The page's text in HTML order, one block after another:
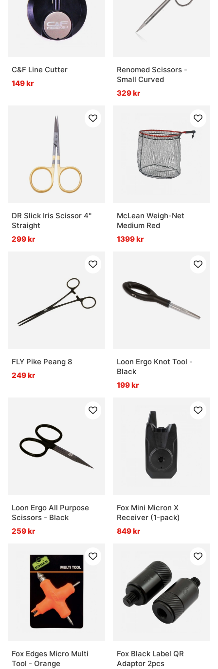
Vad är nyttan med rätt verktyg vid fiske?
Vad är trollingtillbehör?
C&F Line Cutter
149 kr
Renomed Scissors -
Small Curved
329 kr
DR Slick Iris Scissor 4''
Straight
299 kr
McLean Weigh-Net
Medium Red
1399 kr
FLY Pike Peang 8
249 kr
Loon Ergo Knot Tool -
Black
199 kr
Loon Ergo All Purpose
Scissors - Black
259 kr
Fox Mini Micron X
Receiver (1-pack)
849 kr
Fox Edges Micro Multi
Tool - Orange
Fox Black Label QR
Adaptor 2pcs